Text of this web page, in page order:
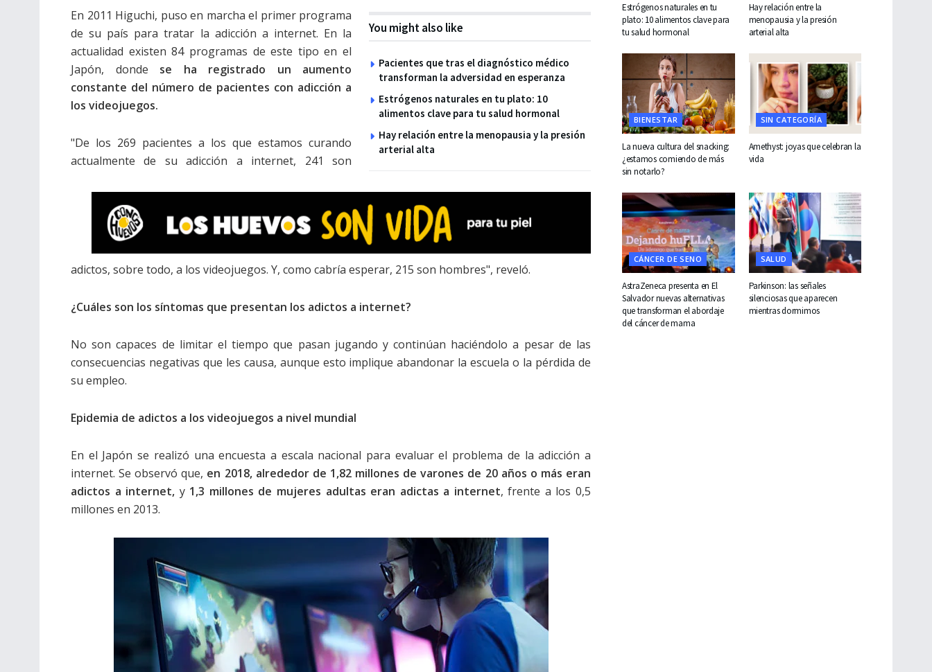
You might also like
Pacientes que tras el diagnóstico médico
transforman la adversidad en esperanza
Estrógenos naturales en tu plato: 10
alimentos clave para tu salud hormonal
Hay relación entre la menopausia y la presión
arterial alta
En 2011 Higuchi, puso en marcha el primer programa
de su país para tratar la adicción a internet. En la
actualidad existen 84 programas de este tipo en el
Japón, donde se ha registrado un aumento
constante del número de pacientes con adicción a
los videojuegos.
"De los 269 pacientes a los que estamos curando
actualmente de su adicción a internet, 241 son
adictos, sobre todo, a los videojuegos. Y, como cabría esperar, 215 son hombres", reveló.
¿Cuáles son los síntomas que presentan los adictos a internet?
No son capaces de limitar el tiempo que pasan jugando y continúan haciéndolo a pesar de las
consecuencias negativas que les causa, aunque esto implique abandonar la escuela o la pérdida de
su empleo.
Epidemia de adictos a los videojuegos a nivel mundial
En el Japón se realizó una encuesta a escala nacional para evaluar el problema de la adicción a
internet. Se observó que, en 2018, alrededor de 1,82 millones de varones de 20 años o más eran
adictos a internet, y 1,3 millones de mujeres adultas eran adictas a internet, frente a los 0,5
millones en 2013.
Estrógenos naturales en tu
plato: 10 alimentos clave para
tu salud hormonal
Hay relación entre la
menopausia y la presión
arterial alta
BIENESTAR
La nueva cultura del snacking:
¿estamos comiendo de más
sin notarlo?
SIN CATEGORÍA
Amethyst: joyas que celebran la
vida
CÁNCER DE SENO
AstraZeneca presenta en El
Salvador nuevas alternativas
que transforman el abordaje
del cáncer de mama
SALUD
Parkinson: las señales
silenciosas que aparecen
mientras dormimos